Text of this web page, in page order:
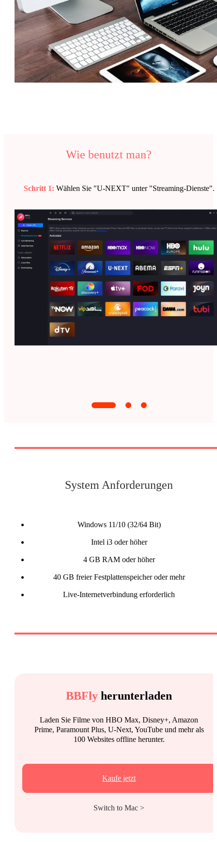
Wie benutzt man?
Schritt 1: Wählen Sie "U-NEXT" unter "Streaming-Dienste".
System Anforderungen
Windows 11/10 (32/64 Bit)
Intel i3 oder höher
4 GB RAM oder höher
40 GB freier Festplattenspeicher oder mehr
Live-Internetverbindung erforderlich
BBFlyherunterladen
Laden Sie Filme von HBO Max, Disney+, Amazon
Prime, Paramount Plus, U-Next, YouTube und mehr als
100 Websites offline herunter.
Kaufe jetzt
Switch to Mac >